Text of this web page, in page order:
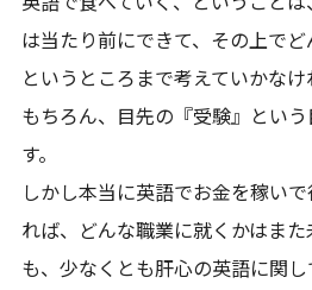
は当たり前にできて、その上で
というところまで考えていかなけ
もちろん、目先の『受験』とい
す。
しかし本当に英語でお金を稼い
れば、どんな職業に就くかはま
も、少なくとも肝心の英語に関